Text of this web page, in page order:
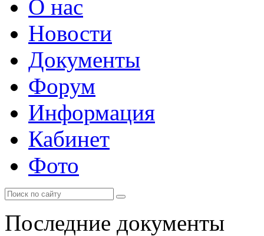
О нас
Новости
Документы
Форум
Информация
Кабинет
Фото
Последние документы